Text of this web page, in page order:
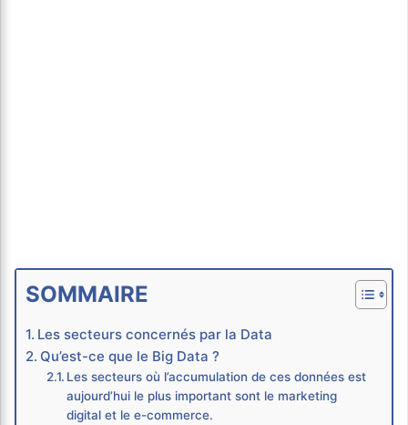
SOMMAIRE
Les secteurs concernés par la Data
Qu’est-ce que le Big Data ?
Les secteurs où l’accumulation de ces données est
aujourd’hui le plus important sont le marketing
digital et le e-commerce.